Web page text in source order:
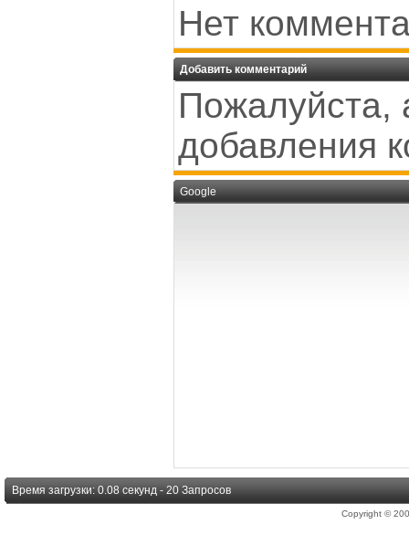
Нет
Добавить комментарий
Пожалуйста,
добавления
Google
Время загрузки: 0.08 секунд - 20 Запросов
Copyright ©